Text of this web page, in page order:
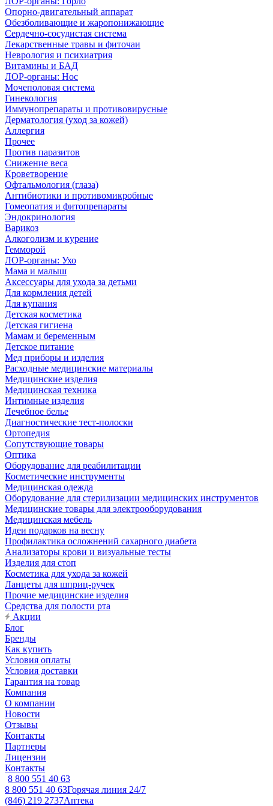
Опорно-двигательный аппарат
Обезболивающие и жаропонижающие
Сердечно-сосудистая система
Лекарственные травы и фиточаи
Неврология и психиатрия
Витамины и БАД
ЛОР-органы: Нос
Мочеполовая система
Гинекология
Иммунопрепараты и противовирусные
Дерматология (уход за кожей)
Аллергия
Прочее
Против паразитов
Снижение веса
Кроветворение
Офтальмология (глаза)
Антибиотики и противомикробные
Гомеопатия и фитопрепараты
Эндокринология
Варикоз
Алкоголизм и курение
Гемморой
ЛОР-органы: Ухо
Мама и малыш
Аксессуары для ухода за детьми
Для кормления детей
Для купания
Детская косметика
Детская гигиена
Мамам и беременным
Детское питание
Мед приборы и изделия
Расходные медицинские материалы
Медицинские изделия
Медицинская техника
Интимные изделия
Лечебное белье
Диагностические тест-полоски
Ортопедия
Сопутствующие товары
Оптика
Оборудование для реабилитации
Косметические инструменты
Медицинская одежда
Оборудование для стерилизации медицинских инструментов
Медицинские товары для электрооборудования
Медицинская мебель
Идеи подарков на весну
Профилактика осложнений сахарного диабета
Анализаторы крови и визуальные тесты
Изделия для стоп
Косметика для ухода за кожей
Ланцеты для шприц-ручек
Прочие медицинские изделия
Средства для полости рта
Акции
Блог
Бренды
Как купить
Условия оплаты
Условия доставки
Гарантия на товар
Компания
О компании
Новости
Отзывы
Контакты
Партнеры
Лицензии
Контакты
8 800 551 40 63
8 800 551 40 63Горячая линия 24/7
(846) 219 2737Аптека